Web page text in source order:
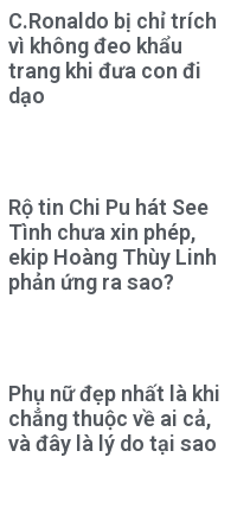
C.Ronaldo bị chỉ trích
vì không đeo khẩu
trang khi đưa con đi
dạo
Rộ tin Chi Pu hát See
Tình chưa xin phép,
ekip Hoàng Thùy Linh
phản ứng ra sao?
Phụ nữ đẹp nhất là khi
chẳng thuộc về ai cả,
và đây là lý do tại sao